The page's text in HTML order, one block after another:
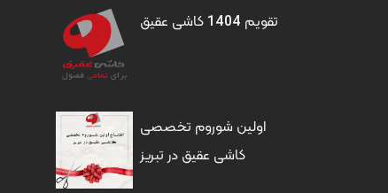
تقویم 1404 کاشی عقیق
اولین شوروم تخصصی
کاشی عقیق در تبریز